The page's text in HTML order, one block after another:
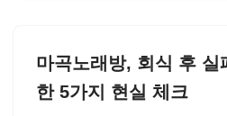
마곡노래방, 회식 후 실
한 5가지 현실 체크